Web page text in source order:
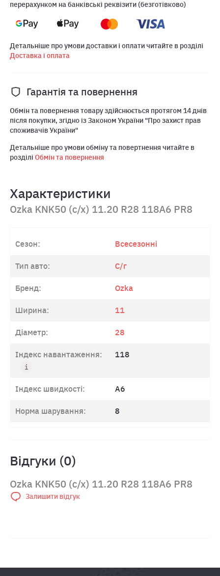
перерахунком на банківські реквізити (безготівково)
Детальніше про умови доставки і оплати читайте в розділі
Доставка і оплата
Гарантія та повернення
Обмін та повернення товару здійснюється протягом 14 днів
після покупки, згідно із Законом України "Про захист прав
споживачів України"
Детальніше про умови обміну та повертнення читайте в
розділі Обмін та повернення
Характеристики
Ozka KNK50 (с/х) 11.20 R28 118A6 PR8
Сезон: Всесезонні
Тип авто: С/г
Бренд: Ozka
Ширина: 11
Діаметр: 28
Індекс навантаження: 118
Індекс швидкості: A6
Норма шарування: 8
Відгуки (0)
Ozka KNK50 (с/х) 11.20 R28 118A6 PR8
Залишити відгук